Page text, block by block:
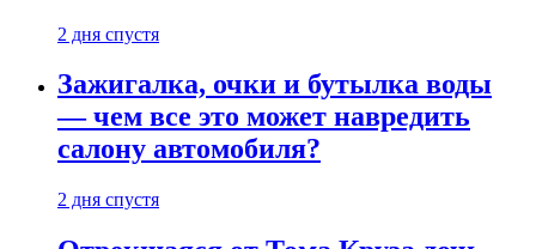
2 дня спустя
Зажигалка, очки и бутылка воды
— чем все это может навредить
салону автомобиля?
2 дня спустя